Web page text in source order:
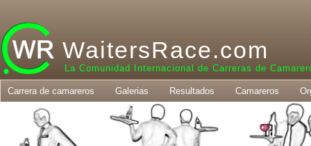
WaitersRace.com
La Comunidad Internacional de Carreras de
Carrera de camareros Galerias Resultados Camareros